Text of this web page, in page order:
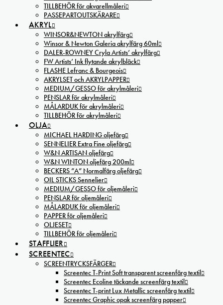
TILLBEHÖR för akvarellmåleri
PASSEPARTOUTSKÄRARE
AKRYL
WINSOR&NEWTON akrylfärg
Winsor & Newton Galeria akrylfärg 60ml
DALER-ROWNEY Cryla Artists’ akrylfärg
FW Artists’ Ink flytande akrylbläck
FLASHE Lefranc & Bourgeois
AKRYLSET och AKRYLPAPPER
MEDIUM/GESSO för akrylmåleri
PENSLAR för akrylmåleri
MÅLARDUK för akrylmåleri
TILLBEHÖR för akrylmåleri
OLJA
MICHAEL HARDING oljefärg
SENNELIER Extra Fine oljefärg
W&N ARTISAN oljefärg
W&N WINTON oljefärg 200ml
BECKERS ”A” Normalfärg oljefärg
OIL STICKS Sennelier
MEDIUM/GESSO för oljemåleri
PENSLAR för oljemåleri
MÅLARDUK för oljemåleri
PAPPER för oljemåleri
OLJESET
TILLBEHÖR för oljemåleri
STAFFLIER
SCREENTEC
SCREENTRYCKSFÄRGER
Screentec T-Print Soft transparent screenfärg textil
Screentec Ecoline täckande screenfärg textil
Screentec T-print Lux Metallic screenfärg textil
Screentec Graphic opak screenfärg papper